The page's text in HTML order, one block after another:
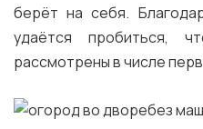
берёт на себя.
удаётся пробиться,
рассмотрены в числе